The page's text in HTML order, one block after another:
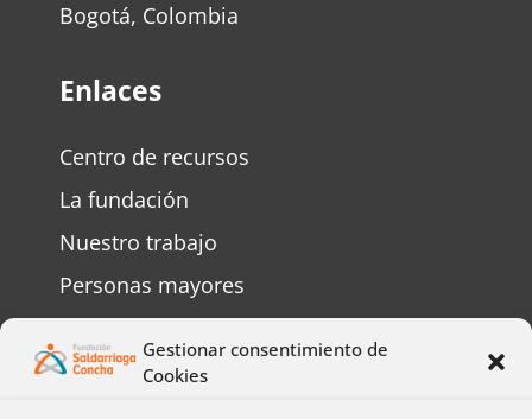
Gestionar consentimiento de
Cookies
Bogotá, Colombia
Enlaces
Centro de recursos
La fundación
Nuestro trabajo
Personas mayores
Personas con discapacidad
Preguntas frecuentes